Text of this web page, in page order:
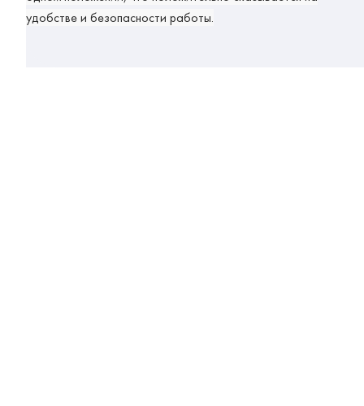
удобстве и безопасности работы.